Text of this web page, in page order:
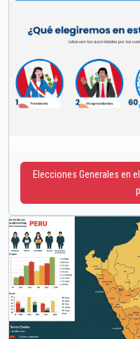
Elecciones Generales en